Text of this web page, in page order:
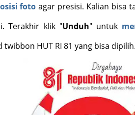
foto agar presisi. Kalian bisa
Terakhir klik "Unduh" untuk
HUT RI 81 yang bisa dipilih.